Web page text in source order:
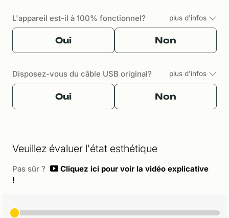
L'appareil est-il à 100% fonctionnel? plus d'infos
Oui Non
Disposez-vous du câble USB original? plus d'infos
Oui Non
Veuillez évaluer l'état esthétique
Pas sûr ?
Cliquez ici pour voir la vidéo explicative
!